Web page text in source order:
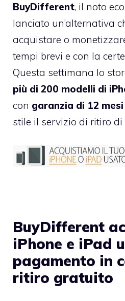
BuyDifferent, il noto
lanciato un’alternativa
acquistare o
tempi brevi e con la
Questa settimana lo
più di 200 modelli di
con garanzia di 12 mesi
stile il servizio di ritiro di
BuyDifferent
iPhone e iPad
pagamento in
ritiro gratuito